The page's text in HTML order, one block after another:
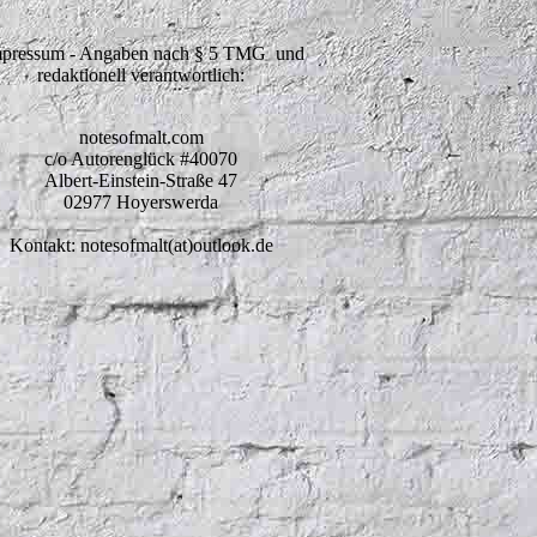
- Angaben nach § 5 TMG und
redaktionell verantwortlich:
notesofmalt.com
c/o Autorenglück #40070
Albert-Einstein-Straße 47
02977 Hoyerswerda
Kontakt: notesofmalt(at)outlook.de